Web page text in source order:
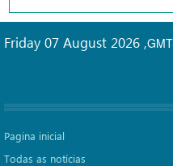
Friday 07 August 2026 ,
Pagina inicial
Todas as notícias